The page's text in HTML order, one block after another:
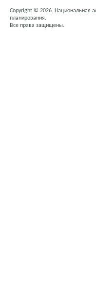
Copyright © 2026. Национальная
планирования.
Все права защищены.